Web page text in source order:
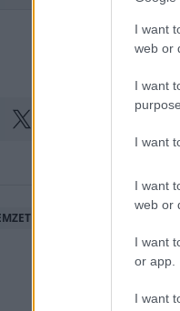
I want
web or
I want
I want
I want
web or
I want
or app.
I want
NŐNAP